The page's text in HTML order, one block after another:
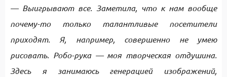
— Выигрывают все. Заметила, что к нам вообще
почему-то только талантливые посетители
приходят. Я, например, совершенно не умею
рисовать. Робо-рука — моя творческая отдушина.
Здесь я занимаюсь генерацией изображений,